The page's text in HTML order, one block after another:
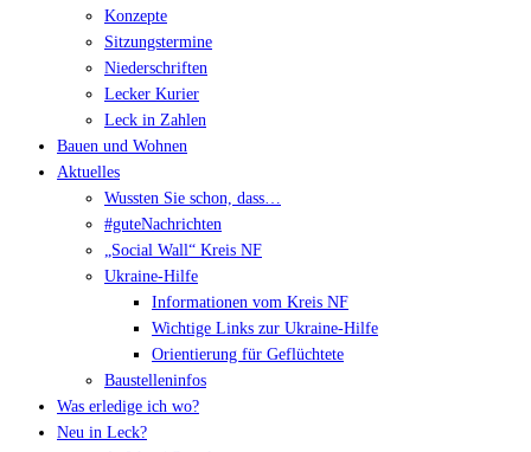
Konzepte
Sitzungstermine
Niederschriften
Lecker Kurier
Leck in Zahlen
Bauen und Wohnen
Aktuelles
Wussten Sie schon, dass…
#guteNachrichten
„Social Wall“ Kreis NF
Ukraine-Hilfe
Informationen vom Kreis NF
Wichtige Links zur Ukraine-Hilfe
Orientierung für Geflüchtete
Baustelleninfos
Was erledige ich wo?
Neu in Leck?